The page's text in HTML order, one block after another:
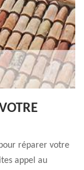
réparer votre
appel au